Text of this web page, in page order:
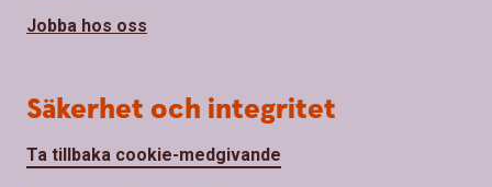
Jobba hos oss
Säkerhet och integritet
Ta tillbaka cookie-medgivande